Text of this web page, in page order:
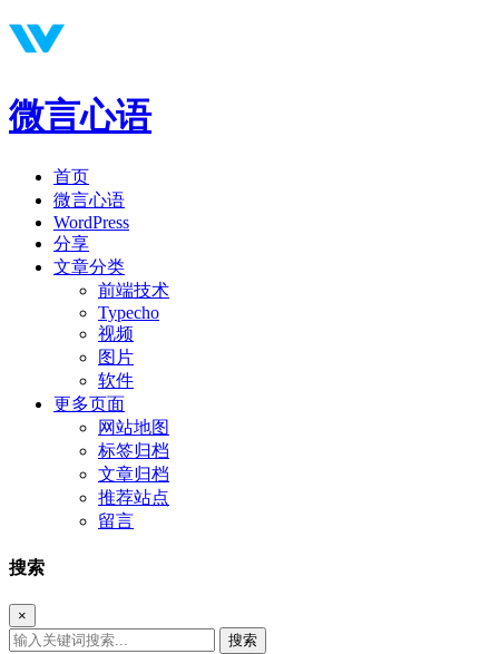
微言心语
首页
微言心语
WordPress
分享
文章分类
前端技术
Typecho
视频
图片
软件
更多页面
网站地图
标签归档
文章归档
推荐站点
留言
搜索
×
搜索